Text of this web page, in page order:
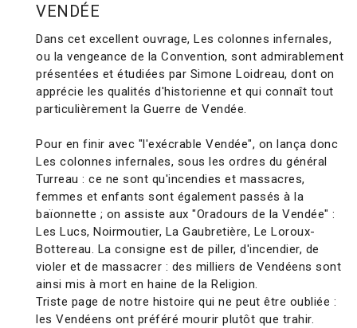
VENDÉE
Dans cet excellent ouvrage, Les colonnes infernales,
ou la vengeance de la Convention, sont admirablement
présentées et étudiées par Simone Loidreau, dont on
apprécie les qualités d'historienne et qui connaît tout
particulièrement la Guerre de Vendée.
Pour en finir avec "l'exécrable Vendée", on lança donc
Les colonnes infernales, sous les ordres du général
Turreau : ce ne sont qu'incendies et massacres,
femmes et enfants sont également passés à la
baïonnette ; on assiste aux "Oradours de la Vendée" :
Les Lucs, Noirmoutier, La Gaubretière, Le Loroux-
Bottereau. La consigne est de piller, d'incendier, de
violer et de massacrer : des milliers de Vendéens sont
ainsi mis à mort en haine de la Religion.
Triste page de notre histoire qui ne peut être oubliée :
les Vendéens ont préféré mourir plutôt que trahir.